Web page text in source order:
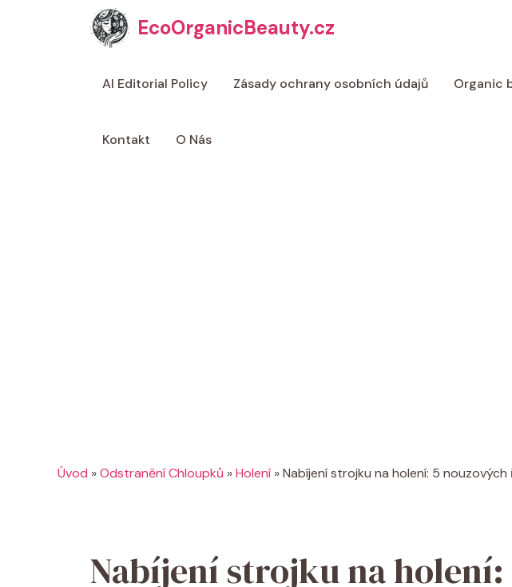
EcoOrganicBeauty.cz
AI Editorial Policy Zásady ochrany osobních údajů Organic
Kontakt O Nás
Úvod »Odstranění Chloupků »Holení »Nabíjení strojku na holení: 5
Nabíjení strojku na holení: